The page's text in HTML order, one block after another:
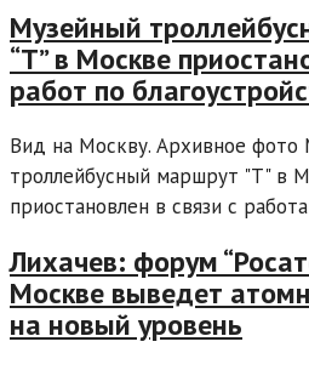
Музейный
“Т” в Москве
работ по
Вид на Москву. Архивное фото
троллейбусный маршрут "Т" в
приостановлен в связи с
Лихачев: форум
Москве выведет
на новый уровень